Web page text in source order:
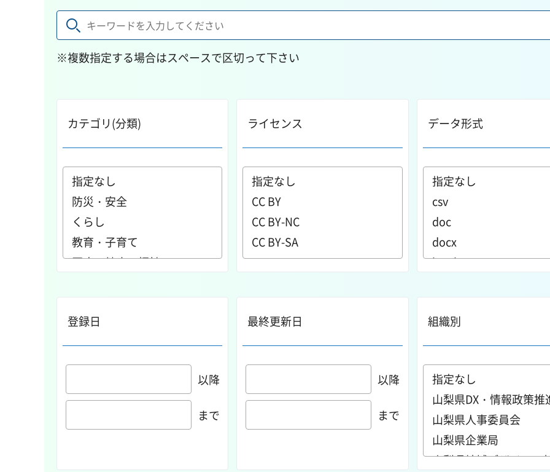
※複数指定する場合はスペースで区切って下さい
カテゴリ(分類) ライセンス データ形式
登録日
以降
まで
最終更新日
以降
まで
組織別